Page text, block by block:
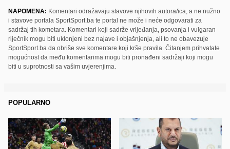
NAPOMENA: Komentari odražavaju stavove njihovih autora/ica, a ne nužno
i stavove portala SportSport.ba te portal ne može i neće odgovarati za
sadržaj tih kometara. Komentari koji sadrže vrijeđanja, psovanja i vulgaran
riječnik mogu biti uklonjeni bez najave i objašnjenja, ali to ne obavezuje
SportSport.ba da obriše sve komentare koji krše pravila. Čitanjem prihvatate
mogućnost da među komentarima mogu biti pronađeni sadržaji koji mogu
biti u suprotnosti sa vašim uvjerenjima.
POPULARNO